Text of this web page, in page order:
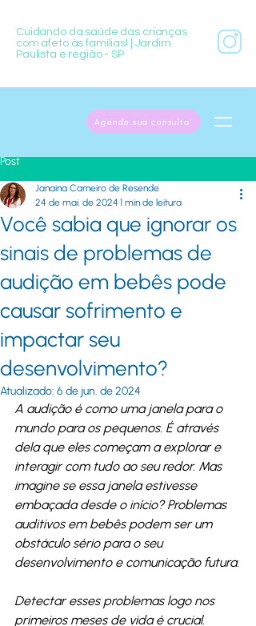
Agende sua consulta
Cuidando da saúde das crianças
com afeto às famílias! | Jardim
Paulista e região - SP
Post
Você sabia que ignorar os
sinais de problemas de
audição em bebês pode
causar sofrimento e
impactar seu
desenvolvimento?
Janaina Carneiro de Resende
24 de mai. de 2024 1 min de leitura
Atualizado: 6 de jun. de 2024
A audição é como uma janela para o
mundo para os pequenos. É através
dela que eles começam a explorar e
interagir com tudo ao seu redor. Mas
imagine se essa janela estivesse
embaçada desde o início? Problemas
auditivos em bebês podem ser um
obstáculo sério para o seu
desenvolvimento e comunicação futura.
Detectar esses problemas logo nos
primeiros meses de vida é crucial.